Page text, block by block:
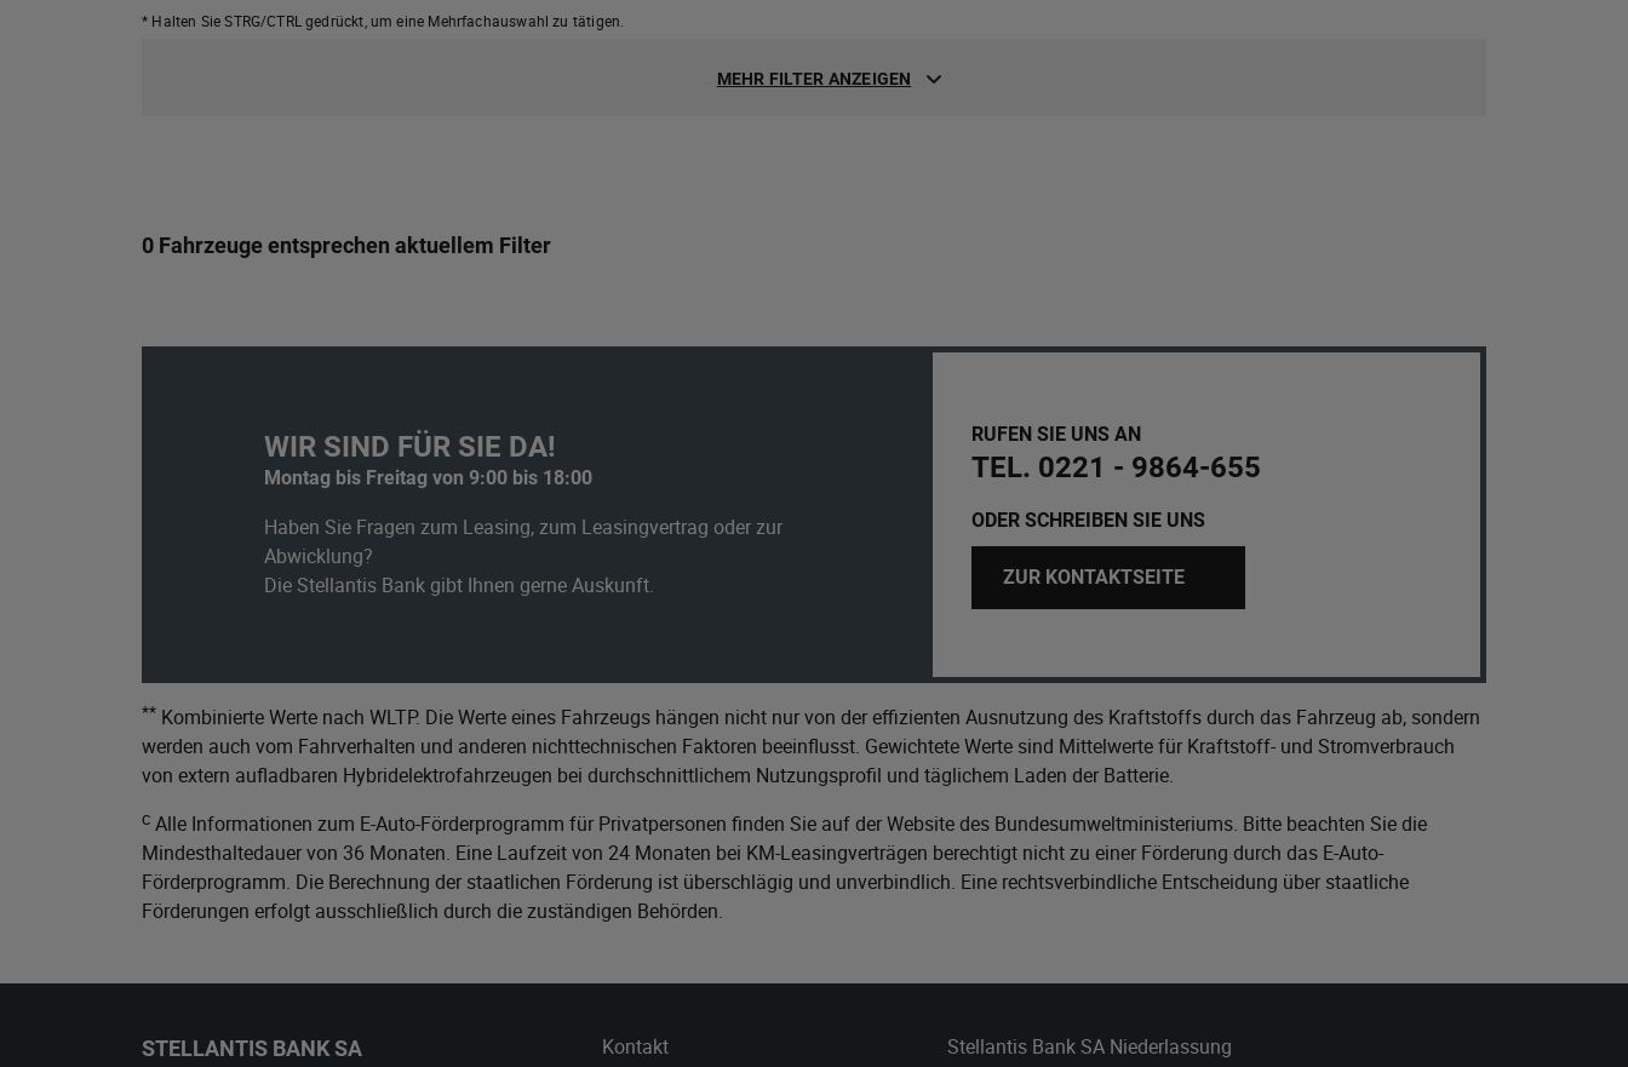
* Halten Sie STRG/CTRL gedrückt, um eine Mehrfachauswahl zu tätigen.
MEHR FILTER ANZEIGEN
0 Fahrzeuge entsprechen aktuellem Filter
WIR SIND FÜR SIE DA!
Montag bis Freitag von 9:00 bis 18:00
Haben Sie Fragen zum Leasing, zum Leasingvertrag oder zur
Abwicklung?
Die Stellantis Bank gibt Ihnen gerne Auskunft.
RUFEN SIE UNS AN
TEL. 0221 - 9864-655
ODER SCHREIBEN SIE UNS
ZUR KONTAKTSEITE
** Kombinierte Werte nach WLTP. Die Werte eines Fahrzeugs hängen nicht nur von der effizienten Ausnutzung des Kraftstoffs durch das Fahrzeug ab, sondern
werden auch vom Fahrverhalten und anderen nichttechnischen Faktoren beeinflusst. Gewichtete Werte sind Mittelwerte für Kraftstoff- und Stromverbrauch
von extern aufladbaren Hybridelektrofahrzeugen bei durchschnittlichem Nutzungsprofil und täglichem Laden der Batterie.
c Alle Informationen zum E-Auto-Förderprogramm für Privatpersonen finden Sie auf der Website des Bundesumweltministeriums. Bitte beachten Sie die
Mindesthaltedauer von 36 Monaten. Eine Laufzeit von 24 Monaten bei KM-Leasingverträgen berechtigt nicht zu einer Förderung durch das E-Auto-
Förderprogramm. Die Berechnung der staatlichen Förderung ist überschlägig und unverbindlich. Eine rechtsverbindliche Entscheidung über staatliche
Förderungen erfolgt ausschließlich durch die zuständigen Behörden.
STELLANTIS BANK SA
Kontakt
Stellantis Bank SA Niederlassung